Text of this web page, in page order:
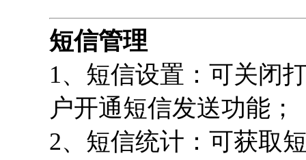
短信管理
1、短信设置：可关闭
户开通短信发送功能；
2、短信统计：可获取